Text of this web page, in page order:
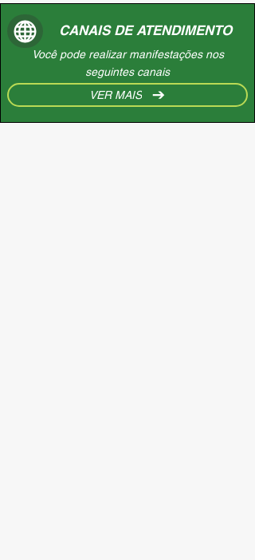
CANAIS DE ATENDIMENTO
Você pode realizar manifestações nos
seguintes canais
VER MAIS